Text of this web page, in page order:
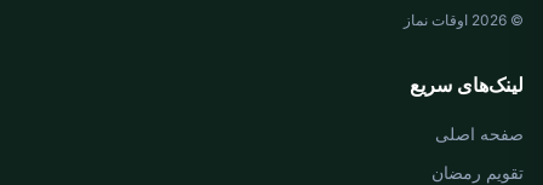
© 2026 اوقات نماز
لینک‌های سریع
صفحه اصلی
تقویم رمضان